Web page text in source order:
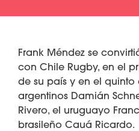
Frank Méndez se
con Chile Rugby, en el
de su país y en el
argentinos Damián
Rivero, el uruguayo
brasileño Cauá Ricardo.